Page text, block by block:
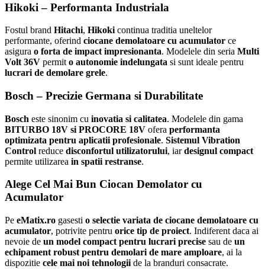
Hikoki – Performanta Industriala
Fostul brand Hitachi, Hikoki continua traditia uneltelor
performante, oferind ciocane demolatoare cu acumulator ce
asigura o forta de impact impresionanta. Modelele din seria Multi
Volt 36V permit o autonomie indelungata si sunt ideale pentru
lucrari de demolare grele.
Bosch – Precizie Germana si Durabilitate
Bosch este sinonim cu inovatia si calitatea. Modelele din gama
BITURBO 18V si PROCORE 18V ofera performanta
optimizata pentru aplicatii profesionale. Sistemul Vibration
Control reduce disconfortul utilizatorului, iardesignul compact
permite utilizarea in spatii restranse.
Alege Cel Mai Bun Ciocan Demolator cu
Acumulator
Pe eMatix.ro gasesti o selectie variata de ciocane demolatoare cu
acumulator, potrivite pentru orice tip de proiect. Indiferent daca ai
nevoie de un model compact pentru lucrari precise sau de un
echipament robust pentru demolari de mare amploare, ai la
dispozitie cele mai noi tehnologii de la branduri consacrate.